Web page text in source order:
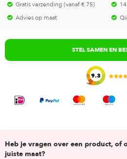
Gratis verzending (vanaf € 75)
Advies op maat
STEL SAMEN EN
9.3
Heb je vragen over een product, of
juiste maat?